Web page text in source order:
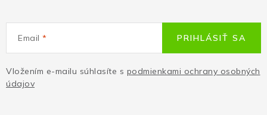
Email
Vložením e-mailu súhlasíte s podmienkami ochrany osobných
údajov
PRIHLÁSIŤ SA